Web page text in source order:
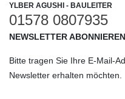
YLBER AGUSHI - BAULEITER
01578 0807935
NEWSLETTER
Bitte tragen Sie Ihre E-Mail-
Newsletter erhalten möchten.